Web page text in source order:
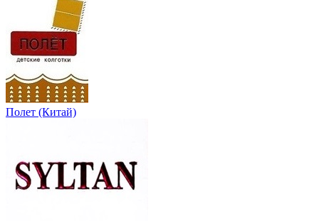
Полет (Китай)